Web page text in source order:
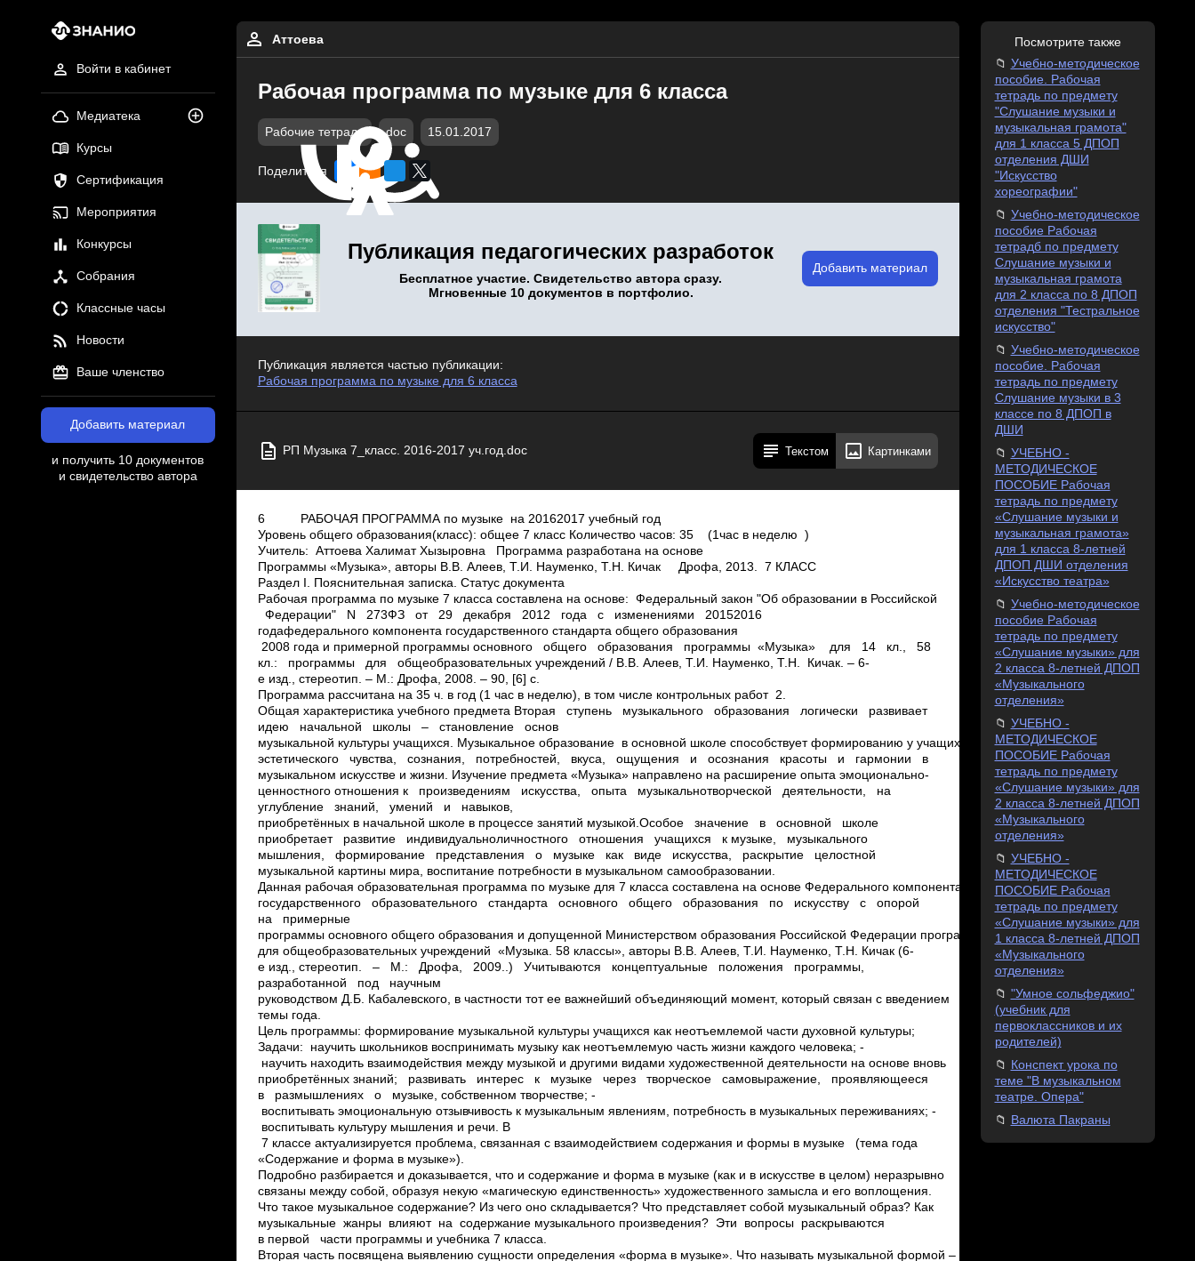
Войти в кабинет
Медиатека
Курсы
Сертификация
Мероприятия
Конкурсы
Собрания
Классные часы
Новости
Ваше членство
Добавить материал
и получить 10 документов
и свидетельство автора
Аттоева
Рабочая программа по музыке для 6 класса
Рабочие тетради doc 15.01.2017
Поделиться
Публикация педагогических разработок
Бесплатное участие. Свидетельство автора сразу.
Мгновенные 10 документов в портфолио.
Добавить материал
Публикация является частью публикации:
Рабочая программа по музыке для 6 класса
РП Музыка 7_класс. 2016-2017 уч.год.doc Текстом Картинками
6 РАБОЧАЯ ПРОГРАММА по музыке на 2016­2017 учебный год Уровень общего образования(класс): общее 7 класс Количество часов: 35 (1час в неделю ) Учитель: Аттоева Халимат Хызыровна Программа разработана на основе Программы «Музыка», авторы В.В. Алеев, Т.И. Науменко, Т.Н. Кичак Дрофа, 2013. 7 КЛАСС Раздел I. Пояснительная записка. Статус документа Рабочая программа по музыке 7 класса составлена на основе: Федеральный закон "Об образовании в Российской Федерации" N 273­ФЗ от 29 декабря 2012 года с изменениями 2015­2016 годафедерального компонента государственного стандарта общего образования 2008 года и примерной программы основного общего образования программы «Музыка» для 1­4 кл., 5­8 кл.: программы для общеобразовательных учреждений / В.В. Алеев, Т.И. Науменко, Т.Н. Кичак. – 6­е изд., стереотип. – М.: Дрофа, 2008. – 90, [6] с. Программа рассчитана на 35 ч. в год (1 час в неделю), в том числе контрольных работ ­ 2. Общая характеристика учебного предмета Вторая ступень музыкального образования логически развивает идею начальной школы – становление основ музыкальной культуры учащихся. Музыкальное образование в основной школе способствует формированию у учащихся эстетического чувства, сознания, потребностей, вкуса, ощущения и осознания красоты и гармонии в музыкальном искусстве и жизни. Изучение предмета «Музыка» направлено на расширение опыта эмоционально­ценностного отношения к произведениям искусства, опыта музыкально­творческой деятельности, на углубление знаний, умений и навыков, приобретённых в начальной школе в процессе занятий музыкой.Особое значение в основной школе приобретает развитие индивидуально­личностного отношения учащихся к музыке, музыкального мышления, формирование представления о музыке как виде искусства, раскрытие целостной музыкальной картины мира, воспитание потребности в музыкальном самообразовании. Данная рабочая образовательная программа по музыке для 7 класса составлена на основе Федерального компонента государственного образовательного стандарта основного общего образования по искусству с опорой на примерные программы основного общего образования и допущенной Министерством образования Российской Федерации программы для общеобразовательных учреждений «Музыка. 5­8 классы», авторы В.В. Алеев, Т.И. Науменко, Т.Н. Кичак (6­е изд., стереотип. – М.: Дрофа, 2009..) Учитываются концептуальные положения программы, разработанной под научным руководством Д.Б. Кабалевского, в частности тот ее важнейший объединяющий момент, который связан с введением темы года. Цель программы: формирование музыкальной культуры учащихся как неотъемлемой части духовной культуры; Задачи: ­ научить школьников воспринимать музыку как неотъемлемую часть жизни каждого человека; ­ научить находить взаимодействия между музыкой и другими видами художественной деятельности на основе вновь приобретённых знаний; ­ развивать интерес к музыке через творческое самовыражение, проявляющееся в размышлениях о музыке, собственном творчестве; ­ воспитывать эмоциональную отзывчивость к музыкальным явлениям, потребность в музыкальных переживаниях; ­ воспитывать культуру мышления и речи. В 7 классе актуализируется проблема, связанная с взаимодействием содержания и формы в музыке (тема года «Содержание и форма в музыке»). Подробно разбирается и доказывается, что и содержание и форма в музыке (как и в искусстве в целом) неразрывно связаны между собой, образуя некую «магическую единственность» художественного замысла и его воплощения. Что такое музыкальное содержание? Из чего оно складывается? Что представляет собой музыкальный образ? Как музыкальные жанры влияют на содержание музыкального произведения? Эти вопросы раскрываются в первой части программы и учебника 7 класса. Вторая часть посвящена выявлению сущности определения «форма в музыке». Что называть музыкальной формой – только ли разновидности музыкальной композиции – период, двух – и трехчастную формы, рондо, вариации? Что такоемузыкальная драматургия и чем она отличается от музыкальной композиции? Как проявляет себя музыкальная драматургия в миниатюре и крупных музыкальных жанрах – опере, симфонии? Все это составляет тему второй части. ­ Музыка. 7 кл.: учеб. для общеобразовательных учреждений / Т.И. Науменко, В.В. Алеев – 8­е изд., стереотип. ­ М.: Рабочая программа ориентирована на использование: Дрофа, 2009. – 155, [5] с.: ил. ­ Музыка. 7 кл.: Фонохрестоматия / В.В. Алеев – М.: Дрофа, 2009. Организация всех видов деятельности (слушание музыки, анализ музыкальных фрагментов, выполнение проблемно­ творческих заданий, хоровое и сольное пение) предполагает участие всех компонентов учебно­методического комплекта – учебника, дневника музыкальных наблюдений, нотных хрестоматий для учителя, музыкальной фонохрестоматии, каждый из видов деятельности непременно соотносится с содержанием учебника. Музыкальный материал программы составляют: произведения академических жанров – инструментальные пьесы, романсы, хоровая музыка, фрагменты из опер, балетов, симфоний, концертов, а также многочисленный песенный репертуар, состоящий из народных песен, вокальных обработок классических вокальных и инструментальных произведений, произведений хоровой музыки, популярных детских песен, музыки кино. Богатство идейно­ художественного содержания и сложность музыкальной формы музыки, звучащей на уроках в 7 классе, должны непрерывно возрастать. Художественный и жизненный кругозор семиклассников должны расширяться. Рабочая программа разработана на основании рекомендованной Управлением общего среднего образования Министерства общего и профессионального образования программы средних общеобразовательных учреждений «Музыка» под редакцией научного коллектива во главе Д.Б.Кабалевского, реализуемой на основании учебно­ методического комплекса В.В.Алеева, Т.И.Науменко (М.: Дрофа, 2010). Она составлена на основе следующих нормативных документов: 1. Закон об Образовании, 1992 год. 2. Концепция профильного обучения на старшей ступени общего образования. 3. Концепция модернизации Российского образования на период 2010 года. 4. Проект государственного образовательного стандарта общего образования. 5. Требования к уровню подготовки выпускников основной (средней) школы.6. Базисный план школы, утвержденный МОРФ от 09.02.98г. № 322. 7. Учебный план школы. Главная цель музыкального воспитания: Формирование музыкальной культуры как части гармонического развития личности ребёнка. Основные задачи музыкального воспитания: развитие музыкальности; музыкального слуха, певческого голоса, музыкальной памяти, способности к сопереживанию; образного и ассоциативного мышления, творческого воображения;     освоение музыки и знаний о музыке, ее интонационно­образной природе, жанровом и стилевом многообразии, особенностях музыкального языка; музыкальном фольклоре, классическом наследии и современном творчестве отечественных и зарубежных композиторов; о воздействии музыки на человека; о ее взаимосвязи с другими видами искусства и жизнью; овладение практическими умениями и навыками в различных видах музыкально­творческой деятельности: в слушании музыки, пении (в том числе с ориентацией на нотную запись), инструментальном музицировании, музыкально­пластическом движении, импровизации, драматизации исполняемых произведений; воспитание эмоционально­ценностного отношения к музыке; устойчивого интереса к музыке и музыкальному искусству своего народа и других народов мира; музыкального вкуса учащихся; потребности в самостоятельном общении с высокохудожественной музыкой и музыкальном самообразовании; слушательской и исполнительской культуры учащихся. В основных направлениях реформы общеобразовательной и профессиональной школы к важнейшим задачам отнесено значительное улучшение художественного образования и эстетического воспитания учащихся, подчеркнута необходимость развития чувства прекрасного, формирования высоких эстетических вкусов, использования в этих целях возможностей каждого учебного предмета, особенно литературы, музыки, изобразительного искусства, эстетики, имеющих большую познавательную и воспитательную силу.Программа по музыке с первого по восьмой класс в систематической форме раскрывает перед учащимися закономерности музыкального искусства, его жизненные связи, социальную роль. Программа включает в себя сведения об истории музыки, теоретические сведения, музыкальную грамоту, слушание музыки, анализ музыкальных произведений, исполнение вокальных произведений. Здесь нет и не может быть ни отдельных циклов, ни отдельных предметов. В этом – важнейшее, коренное отличие музыкальных занятий в общеобразовательной школе и в школе музыкальной. В системе массового музыкального обучения на первый план выходит не относительная самостоятельность различных граней музыки, а их внутренняя связь, то их единство, в котором они предстают перед нами в самом музыкальном искусстве и в котором они обязательно должны обнаруживать себя в сознании учащихся на уроках музыки в общеобразовательной школе. Все формы музыкальных занятий со школьниками направлены на их духовное развитие. Почти любой, даже самый лаконичный разговор о музыке будет помогать их познанию мира, формированию их мировоззрения, воспитанию их нравственности. В ещё большей мере это относится к самой музыке: ни одно произведение, даже самое лаконичное по форме и скромное по содержанию, не может (и не должно)
Посмотрите также
Учебно-методическое
пособие. Рабочая
тетрадь по предмету
"Слушание музыки и
музыкальная грамота"
для 1 класса 5 ДПОП
отделения ДШИ
"Искусство
хореографии"
Учебно-методическое
пособие Рабочая
тетрадб по предмету
Слушание музыки и
музыкальная грамота
для 2 класса по 8 ДПОП
отделения "Тестральное
искусство"
Учебно-методическое
пособие. Рабочая
тетрадь по предмету
Слушание музыки в 3
классе по 8 ДПОП в
ДШИ
УЧЕБНО -
МЕТОДИЧЕСКОЕ
ПОСОБИЕ Рабочая
тетрадь по предмету
«Слушание музыки и
музыкальная грамота»
для 1 класса 8-летней
ДПОП ДШИ отделения
«Искусство театра»
Учебно-методическое
пособие Рабочая
тетрадь по предмету
«Слушание музыки» для
2 класса 8-летней ДПОП
«Музыкального
отделения»
УЧЕБНО -
МЕТОДИЧЕСКОЕ
ПОСОБИЕ Рабочая
тетрадь по предмету
«Слушание музыки» для
2 класса 8-летней ДПОП
«Музыкального
отделения»
УЧЕБНО -
МЕТОДИЧЕСКОЕ
ПОСОБИЕ Рабочая
тетрадь по предмету
«Слушание музыки» для
1 класса 8-летней ДПОП
«Музыкального
отделения»
"Умное сольфеджио"
(учебник для
первоклассников и их
родителей)
Конспект урока по
теме "В музыкальном
театре. Опера"
Валюта Пакраны